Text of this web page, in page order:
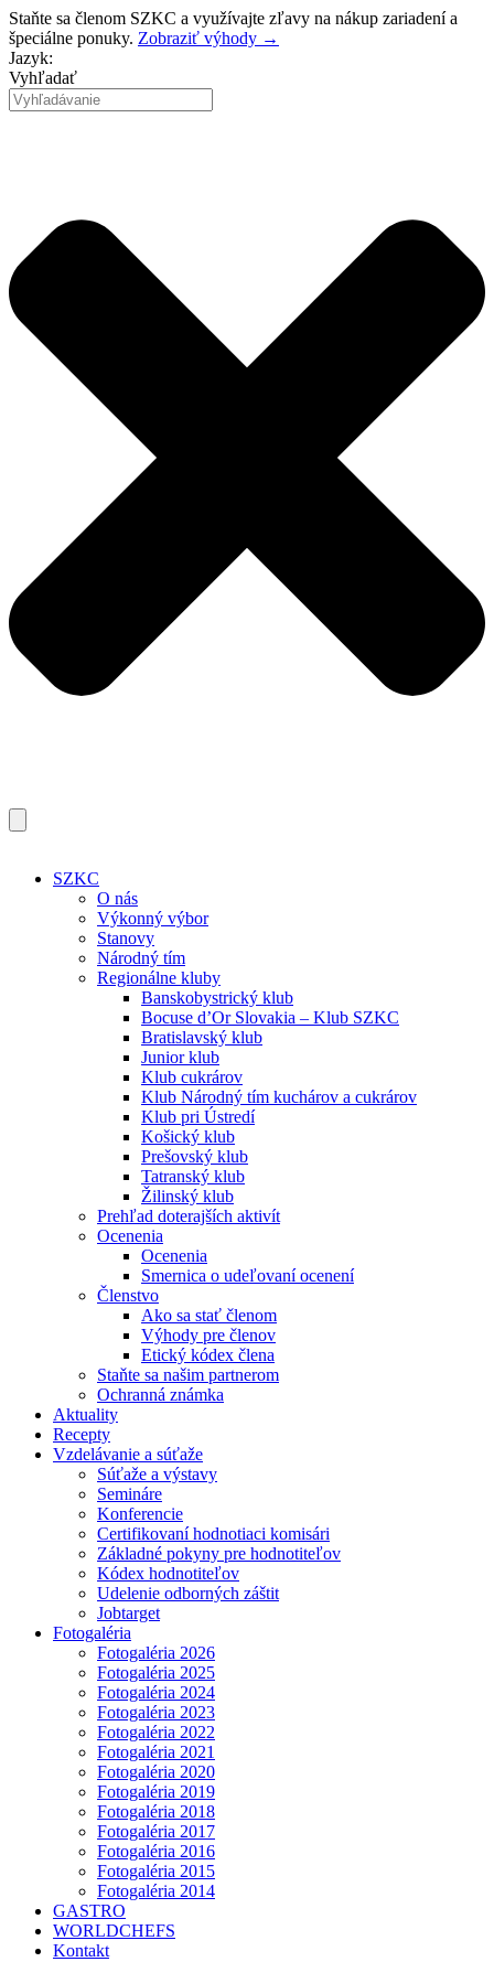
Preskočiť
na
obsah
Staňte sa členom SZKC a využívajte zľavy na nákup zariadení a
špeciálne ponuky. Zobraziť výhody →
Jazyk:
Vyhľadať
SZKC
O nás
Výkonný výbor
Stanovy
Národný tím
Regionálne kluby
Banskobystrický klub
Bocuse d’Or Slovakia – Klub SZKC
Bratislavský klub
Junior klub
Klub cukrárov
Klub Národný tím kuchárov a cukrárov
Klub pri Ústredí
Košický klub
Prešovský klub
Tatranský klub
Žilinský klub
Prehľad doterajších aktivít
Ocenenia
Ocenenia
Smernica o udeľovaní ocenení
Členstvo
Ako sa stať členom
Výhody pre členov
Etický kódex člena
Staňte sa našim partnerom
Ochranná známka
Aktuality
Recepty
Vzdelávanie a súťaže
Súťaže a výstavy
Semináre
Konferencie
Certifikovaní hodnotiaci komisári
Základné pokyny pre hodnotiteľov
Kódex hodnotiteľov
Udelenie odborných záštit
Jobtarget
Fotogaléria
Fotogaléria 2026
Fotogaléria 2025
Fotogaléria 2024
Fotogaléria 2023
Fotogaléria 2022
Fotogaléria 2021
Fotogaléria 2020
Fotogaléria 2019
Fotogaléria 2018
Fotogaléria 2017
Fotogaléria 2016
Fotogaléria 2015
Fotogaléria 2014
GASTRO
WORLDCHEFS
Kontakt